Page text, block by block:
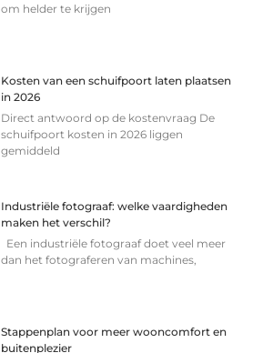
om helder te krijgen
Kosten van een schuifpoort laten plaatsen
in 2026
Direct antwoord op de kostenvraag De
schuifpoort kosten in 2026 liggen
gemiddeld
Industriële fotograaf: welke vaardigheden
maken het verschil?
Een industriële fotograaf doet veel meer
dan het fotograferen van machines,
Stappenplan voor meer wooncomfort en
buitenplezier